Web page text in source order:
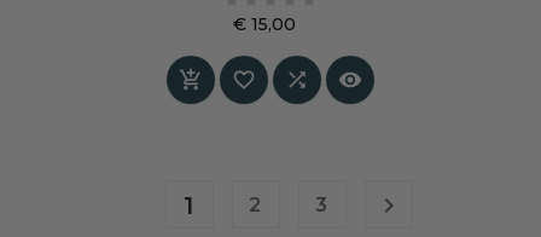
€ 15,00
   
1 2 3 